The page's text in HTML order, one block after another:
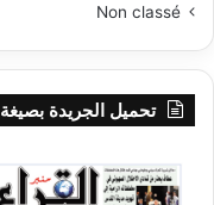
Non classé
تحميل الجريدة بصيغة PDF